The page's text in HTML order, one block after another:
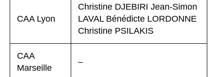
CAA Lyon
Christine DJEBIRI Jean-Simon
LAVAL Bénédicte LORDONNE
Christine PSILAKIS
CAA
Marseille
–